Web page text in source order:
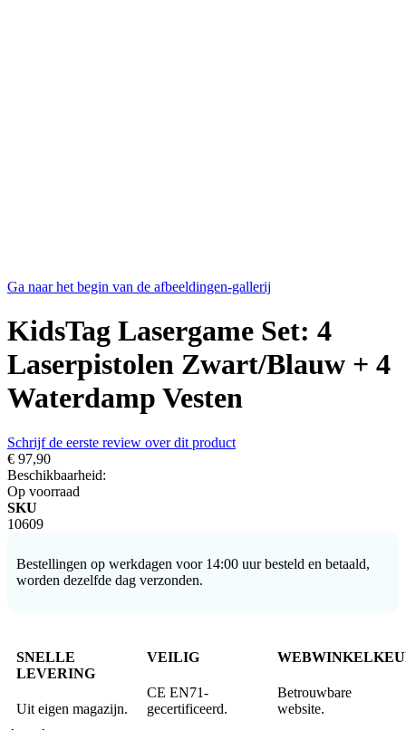
Ga naar het begin van de afbeeldingen-gallerij
KidsTag Lasergame Set: 4
Laserpistolen Zwart/Blauw + 4
Waterdamp Vesten
Schrijf de eerste review over dit product
€ 97,90
Beschikbaarheid:
Op voorraad
SKU
10609
Bestellingen op werkdagen voor 14:00 uur besteld en betaald,
worden dezelfde dag verzonden.
SNELLE
LEVERING
Uit eigen magazijn.
VEILIG
CE EN71-
gecertificeerd.
Betrouwbare
website.